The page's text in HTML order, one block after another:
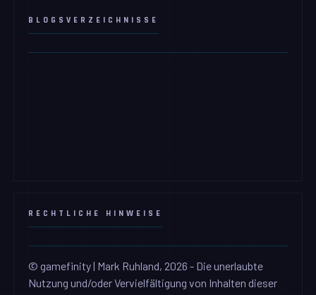
BLOGSVERZEICHNISSE
RECHTLICHE HINWEISE
© gamefinity | Mark Ruhland, 2026 - Die unerlaubte
Nutzung und/oder Vervielfältigung von Inhalten dieser